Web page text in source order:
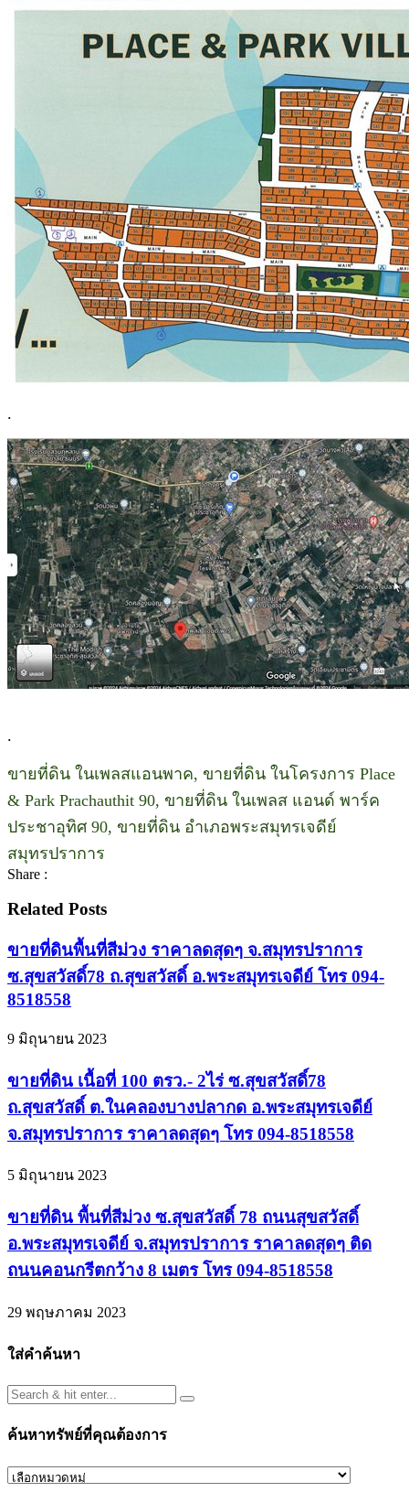
.
.
ขายที่ดิน ในเพลสแอนพาค, ขายที่ดิน ในโครงการ Place
& Park Prachauthit 90, ขายที่ดิน ในเพลส แอนด์ พาร์ค
ประชาอุทิศ 90, ขายที่ดิน อำเภอพระสมุทรเจดีย์
สมุทรปราการ
Share :
Related Posts
ขายที่ดินพื้นที่สีม่วง ราคาลดสุดๆ จ.สมุทรปราการ
ซ.สุขสวัสดิ์78 ถ.สุขสวัสดิ์ อ.พระสมุทรเจดีย์ โทร 094-
8518558
9 มิถุนายน 2023
ขายที่ดิน เนื้อที่ 100 ตรว.- 2ไร่ ซ.สุขสวัสดิ์78
ถ.สุขสวัสดิ์ ต.ในคลองบางปลากด อ.พระสมุทรเจดีย์
จ.สมุทรปราการ ราคาลดสุดๆ โทร 094-8518558
5 มิถุนายน 2023
ขายที่ดิน พื้นที่สีม่วง ซ.สุขสวัสดิ์ 78 ถนนสุขสวัสดิ์
อ.พระสมุทรเจดีย์ จ.สมุทรปราการ ราคาลดสุดๆ ติด
ถนนคอนกรีตกว้าง 8 เมตร โทร 094-8518558
29 พฤษภาคม 2023
ใส่คำค้นหา
ค้นหาทรัพย์ที่คุณต้องการ
ค้นหา